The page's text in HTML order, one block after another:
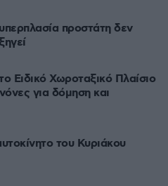
προστάτη δεν
Ειδικό Χωροταξικό Πλαίσιο
για δόμηση και
του Κυριάκου